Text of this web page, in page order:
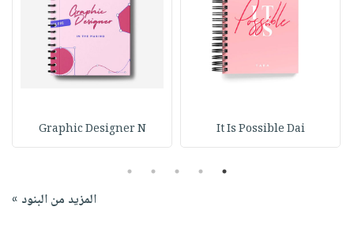
It Is Possible Dai
Graphic Designer N
1
2
3
4
5
المزيد من البنود »